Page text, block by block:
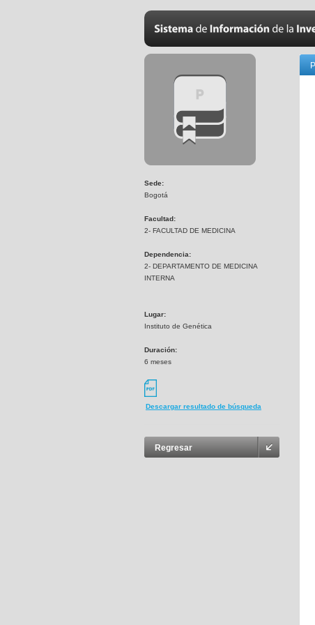
Sede:
Bogotá
Facultad:
2- FACULTAD DE MEDICINA
Dependencia:
2- DEPARTAMENTO DE MEDICINA
INTERNA
Lugar:
Instituto de Genética
Duración:
6 meses
Descargar resultado de búsqueda
Regresar